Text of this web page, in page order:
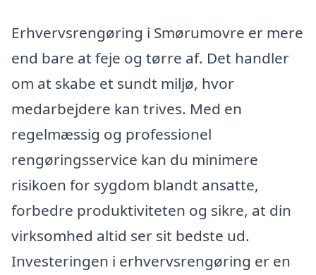
Erhvervsrengøring i Smørumovre er mere
end bare at feje og tørre af. Det handler
om at skabe et sundt miljø, hvor
medarbejdere kan trives. Med en
regelmæssig og professionel
rengøringsservice kan du minimere
risikoen for sygdom blandt ansatte,
forbedre produktiviteten og sikre, at din
virksomhed altid ser sit bedste ud.
Investeringen i erhvervsrengøring er en